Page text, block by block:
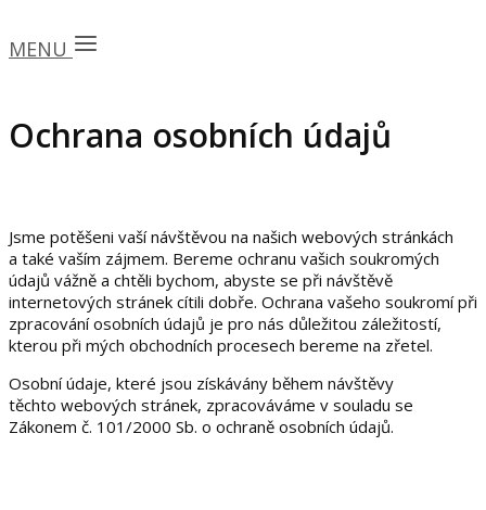
MENU
Ochrana osobních údajů
Jsme potěšeni vaší návštěvou na našich webových stránkách
a také vaším zájmem. Bereme ochranu vašich soukromých
údajů vážně a chtěli bychom, abyste se při návštěvě
internetových stránek cítili dobře. Ochrana vašeho soukromí při
zpracování osobních údajů je pro nás důležitou záležitostí,
kterou při mých obchodních procesech bereme na zřetel.
Osobní údaje, které jsou získávány během návštěvy
těchto webových stránek, zpracováváme v souladu se
Zákonem č. 101/2000 Sb. o ochraně osobních údajů.